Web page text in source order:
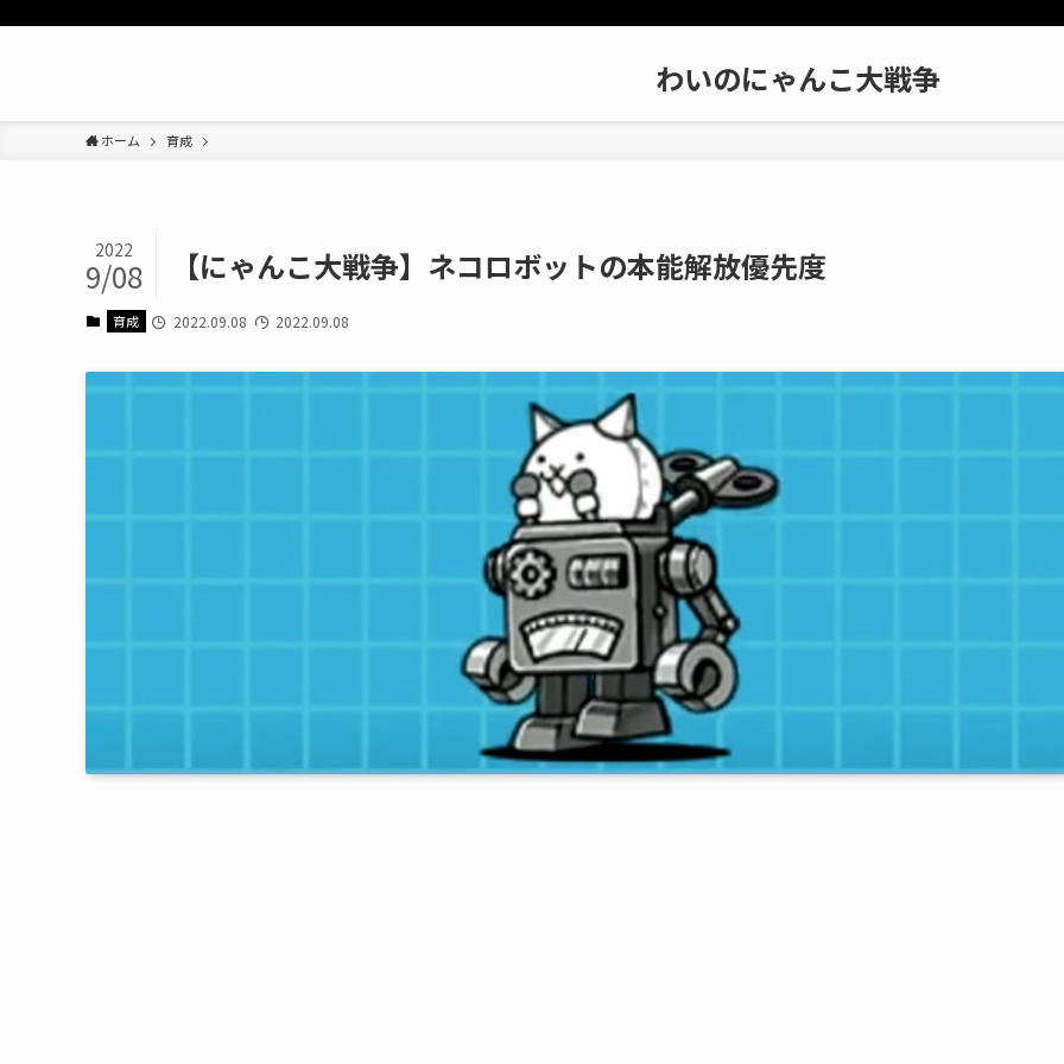
わいのにゃんこ大戦争
ホーム 育成
【にゃんこ大戦争】ネコロボットの本能解放優先度
2022
9/08
育成 2022.09.08 2022.09.08